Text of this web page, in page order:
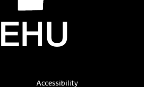
Accessibility